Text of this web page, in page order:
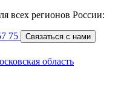
всех регионов России:
75 Связаться с нами
область